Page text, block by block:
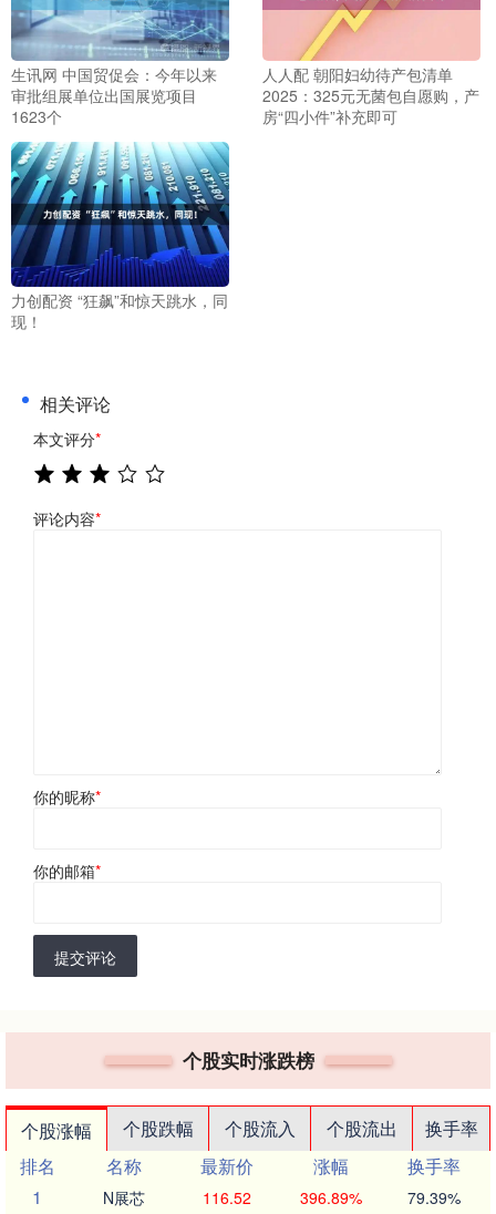
生讯网 中国贸促会：今年以来
审批组展单位出国展览项目
1623个
人人配 朝阳妇幼待产包清单
2025：325元无菌包自愿购，产
房“四小件”补充即可
力创配资 “狂飙”和惊天跳水，同
现！
相关评论
本文评分*
评论内容*
你的昵称*
你的邮箱*
提交评论
个股实时涨跌榜
个股涨幅 个股跌幅 个股流入 个股流出
换手率
排名
名称 最新价 涨幅
换手率
1
N展芯 116.52 396.89% 79.39%